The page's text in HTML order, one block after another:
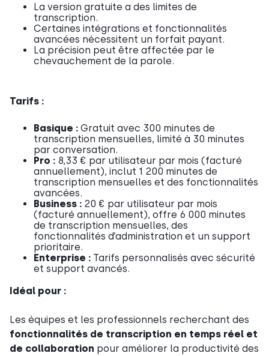
La version gratuite a des limites de
transcription.
Certaines intégrations et fonctionnalités
avancées nécessitent un forfait payant.
La précision peut être affectée par le
chevauchement de la parole.
Tarifs :
Basique : Gratuit avec 300 minutes de
transcription mensuelles, limité à 30 minutes
par conversation.
Pro : 8,33 € par utilisateur par mois (facturé
annuellement), inclut 1 200 minutes de
transcription mensuelles et des fonctionnalités
avancées.
Business : 20 € par utilisateur par mois
(facturé annuellement), offre 6 000 minutes
de transcription mensuelles, des
fonctionnalités d’administration et un support
prioritaire.
Enterprise : Tarifs personnalisés avec sécurité
et support avancés.
Idéal pour :
Les équipes et les professionnels recherchant des
fonctionnalités de transcription en temps réel et
de collaboration pour améliorer la productivité des